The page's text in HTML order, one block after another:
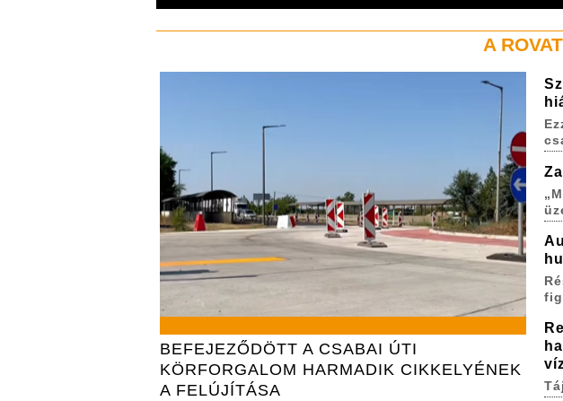
A
BEFEJEZŐDÖTT A CSABAI ÚTI
KÖRFORGALOM HARMADIK CIKKELYÉNEK
A FELÚJÍTÁSA